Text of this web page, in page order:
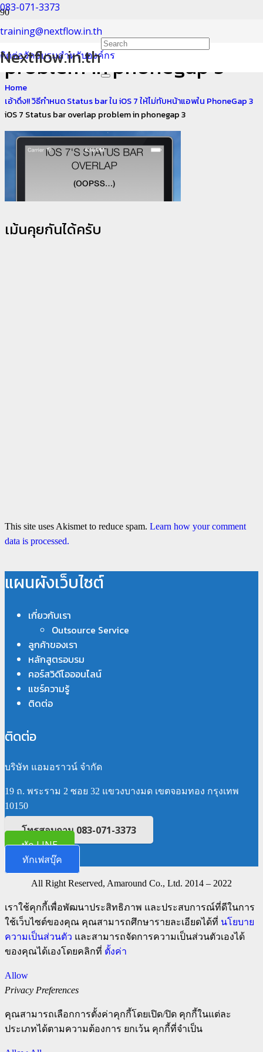
083-071-3373
training@nextflow.in.th
ติดต่อจัดอบรมสำหรับองค์กร
Nextflow.in.th
iOS 7 Status bar overlap
problem in phonegap 3
Home
เอ้าดึง!! วิธีกำหนด Status bar ใน iOS 7 ให้ไม่ทับหน้าแอพใน PhoneGap 3
iOS 7 Status bar overlap problem in phonegap 3
เม้นคุยกันได้ครับ
This site uses Akismet to reduce spam. Learn how your comment
data is processed.
แผนผังเว็บไซต์
เกี่ยวกับเรา
Outsource Service
ลูกค้าของเรา
หลักสูตรอบรม
คอร์สวิดีโอออนไลน์
แชร์ความรู้
ติดต่อ
ติดต่อ
บริษัท แอมอราวน์ จำกัด
19 ถ. พระราม 2 ซอย 32 แขวงบางมด เขตจอมทอง กรุงเทพ
10150
โทรสอบถาม 083-071-3373
ทัก LINE
ทักเฟสบุ๊ค
All Right Reserved, Amaround Co., Ltd. 2014 – 2022
เราใช้คุกกี้เพื่อพัฒนาประสิทธิภาพ และประสบการณ์ที่ดีในการ
ใช้เว็บไซต์ของคุณ คุณสามารถศึกษารายละเอียดได้ที่ นโยบาย
ความเป็นส่วนตัว และสามารถจัดการความเป็นส่วนตัวเองได้
ของคุณได้เองโดยคลิกที่ ตั้งค่า
Allow
Privacy Preferences
คุณสามารถเลือกการตั้งค่าคุกกี้โดยเปิด/ปิด คุกกี้ในแต่ละ
ประเภทได้ตามความต้องการ ยกเว้น คุกกี้ที่จำเป็น